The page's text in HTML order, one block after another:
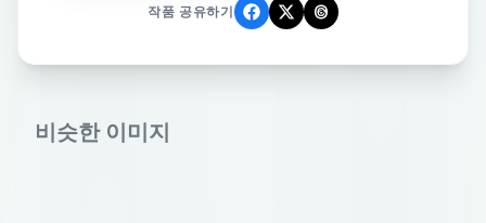
작품 공유하기
비슷한 이미지